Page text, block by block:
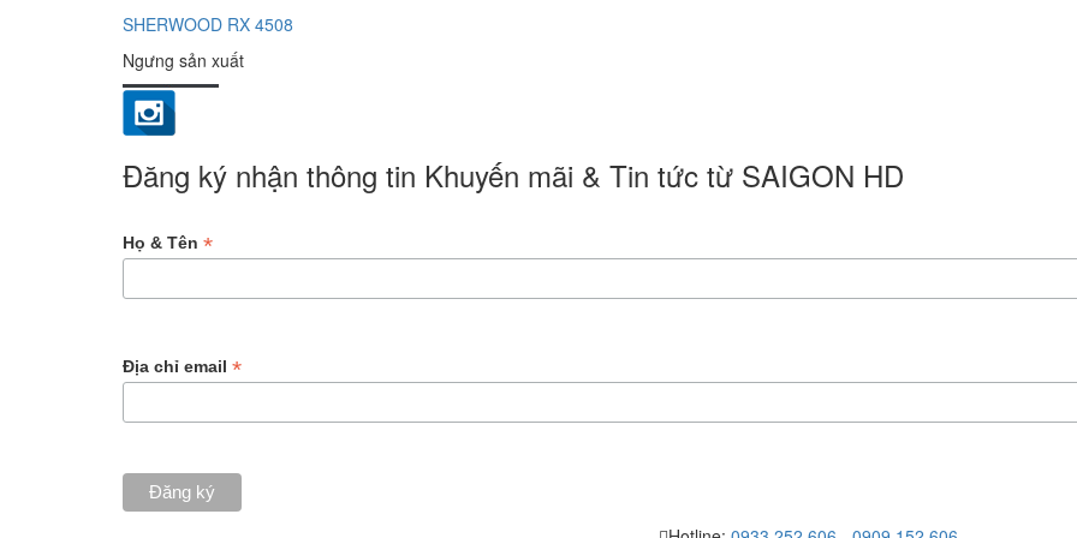
SHERWOOD RX 4508
Ngưng sản xuất
Đăng ký nhận thông tin Khuyến mãi & Tin tức từ SAIGON HD
Họ & Tên *
Địa chỉ email *